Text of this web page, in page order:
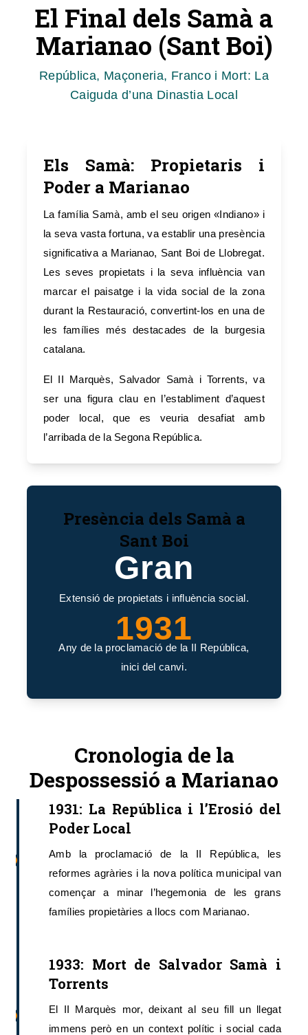
El Final dels Samà a
Marianao (Sant Boi)
República, Maçoneria, Franco i Mort: La
Caiguda d’una Dinastia Local
Els Samà: Propietaris i
Poder a Marianao
La família Samà, amb el seu origen «Indiano» i
la seva vasta fortuna, va establir una presència
significativa a Marianao, Sant Boi de Llobregat.
Les seves propietats i la seva influència van
marcar el paisatge i la vida social de la zona
durant la Restauració, convertint-los en una de
les famílies més destacades de la burgesia
catalana.
El II Marquès, Salvador Samà i Torrents, va
ser una figura clau en l’establiment d’aquest
poder local, que es veuria desafiat amb
l’arribada de la Segona República.
Presència dels Samà a
Sant Boi
Gran
Extensió de propietats i influència social.
1931
Any de la proclamació de la II República,
inici del canvi.
Cronologia de la
Despossessió a Marianao
1931: La República i l’Erosió del
Poder Local
Amb la proclamació de la II República, les
reformes agràries i la nova política municipal van
començar a minar l’hegemonia de les grans
famílies propietàries a llocs com Marianao.
1933: Mort de Salvador Samà i
Torrents
El II Marquès mor, deixant al seu fill un llegat
immens però en un context polític i social cada